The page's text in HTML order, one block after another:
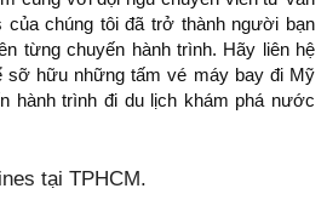
của chúng tôi đã trở thành người bạn
từng chuyến hành trình. Hãy liên hệ
sỡ hữu những tấm vé máy bay đi Mỹ
hành trình đi du lịch khám phá nước
tại TPHCM.